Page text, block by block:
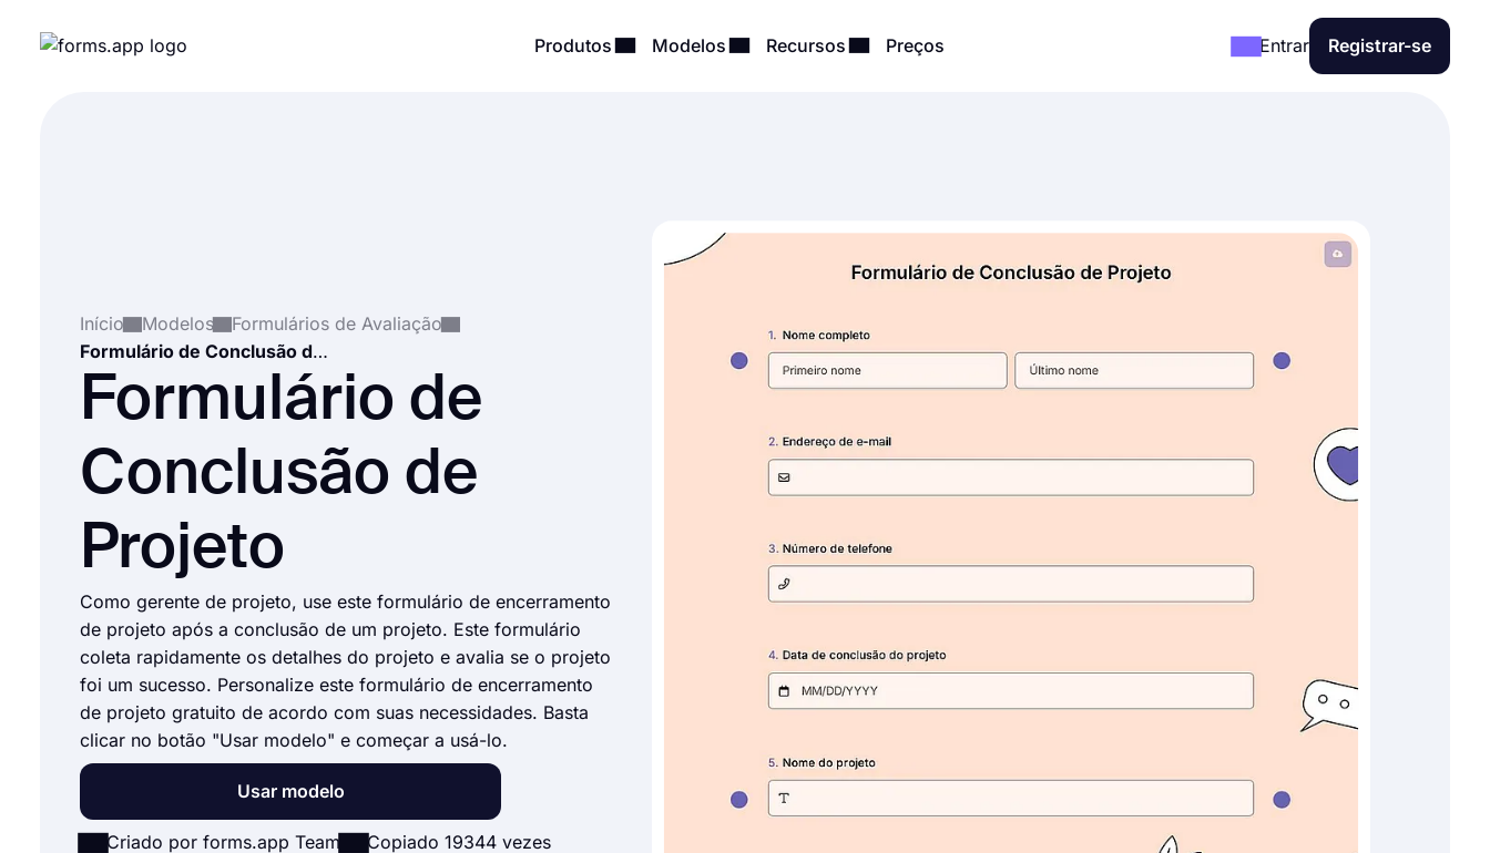
Produtos Modelos Recursos Preços Entrar Registrar-se
Início Modelos
Formulários de Avaliação
Formulário de Conclusão de Projeto
Formulário de
Conclusão de
Projeto
Como gerente de projeto, use este formulário de encerramento
de projeto após a conclusão de um projeto. Este formulário
coleta rapidamente os detalhes do projeto e avalia se o projeto
foi um sucesso. Personalize este formulário de encerramento
de projeto gratuito de acordo com suas necessidades. Basta
clicar no botão "Usar modelo" e começar a usá-lo.
Usar modelo
Criado por forms.app Team Copiado 19344 vezes